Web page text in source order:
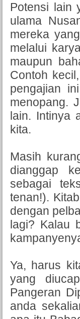
Potensi lain
ulama
mereka
melalui
maupun
Contoh
pengajian
menopang.
lain. Intinya
kita.
Masih
dianggap
sebagai
tenan!).
dengan
lagi? Kalau
Ya, harus
yang
Pangeran
anda